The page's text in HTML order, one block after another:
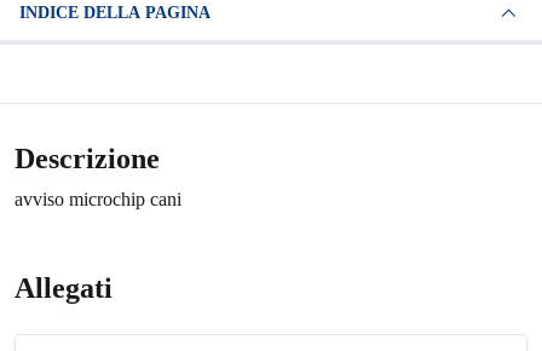
INDICE DELLA PAGINA
Descrizione
avviso microchip cani
Allegati